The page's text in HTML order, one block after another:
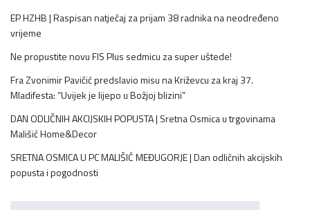
EP HZHB | Raspisan natječaj za prijam 38 radnika na neodređeno
vrijeme
Ne propustite novu FIS Plus sedmicu za super uštede!
Fra Zvonimir Pavičić predslavio misu na Križevcu za kraj 37.
Mladifesta: “Uvijek je lijepo u Božjoj blizini”
DAN ODLIČNIH AKCIJSKIH POPUSTA | Sretna Osmica u trgovinama
Mališić Home&Decor
SRETNA OSMICA U PC MALIŠIĆ MEĐUGORJE | Dan odličnih akcijskih
popusta i pogodnosti